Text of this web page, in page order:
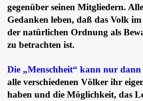
gegenüber seinen Mitgliedern.
Gedanken leben, daß das Volk
der natürlichen Ordnung als
zu betrachten ist.
Die „Menschheit“ kann nur dann
alle verschiedenen Völker ihr
haben und die Möglichkeit, das